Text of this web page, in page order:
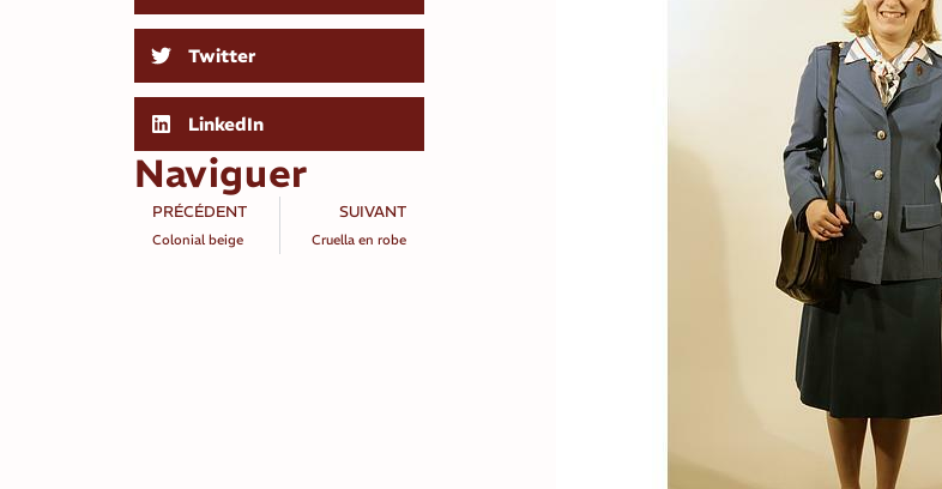
Twitter
LinkedIn
Naviguer
PRÉCÉDENT
Colonial beige
SUIVANT
Cruella en robe